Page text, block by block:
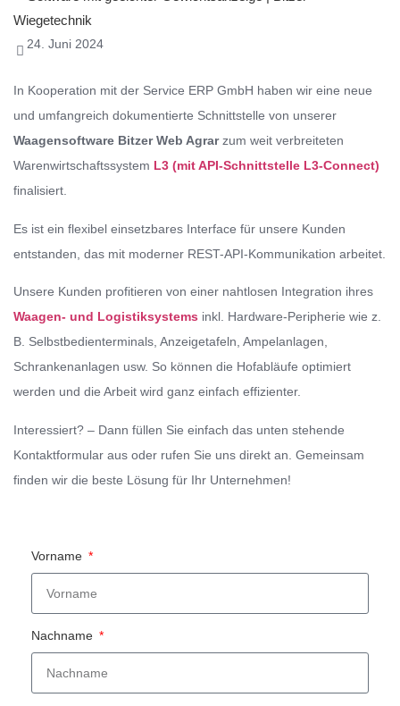
24. Juni 2024
In Kooperation mit der Service ERP GmbH haben wir eine neue
und umfangreich dokumentierte Schnittstelle von unserer
Waagensoftware Bitzer Web Agrarzum weit verbreiteten
Warenwirtschaftssystem L3 (mit API-Schnittstelle L3-Connect)
finalisiert.
Es ist ein flexibel einsetzbares Interface für unsere Kunden
entstanden, das mit moderner REST-API-Kommunikation arbeitet.
Unsere Kunden profitieren von einer nahtlosen Integration ihres
Waagen- und Logistiksystems inkl. Hardware-Peripherie wie z.
B. Selbstbedienterminals, Anzeigetafeln, Ampelanlagen,
Schrankenanlagen usw. So können die Hofabläufe optimiert
werden und die Arbeit wird ganz einfach effizienter.
Interessiert? – Dann füllen Sie einfach das unten stehende
Kontaktformular aus oder rufen Sie uns direkt an. Gemeinsam
finden wir die beste Lösung für Ihr Unternehmen!
Vorname
Nachname